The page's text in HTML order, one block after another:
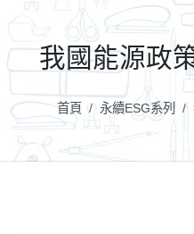
我國能源政
首頁 永續ESG系列